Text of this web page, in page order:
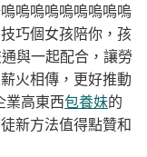
嗚嗚嗚嗚嗚嗚嗚嗚
巧個女孩陪你，孩
與一起配合，讓勞
火相傳，更好推動
業高東西包養妹的
新方法值得點贊和